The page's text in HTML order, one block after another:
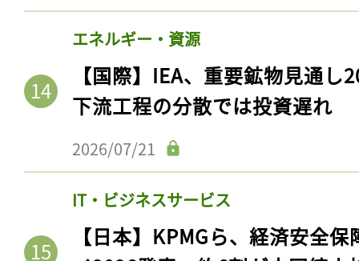
エネルギー・資源
【国際】IEA、重要鉱物見通
下流工程の分散では投資遅れ
2026/07/21
IT・ビジネスサービス
【日本】KPMGら、経済安全